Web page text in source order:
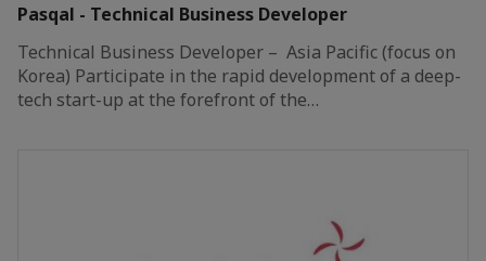
Pasqal - Technical Business Developer
Technical Business Developer – Asia Pacific (focus on
Korea) Participate in the rapid development of a deep-
tech start-up at the forefront of the…